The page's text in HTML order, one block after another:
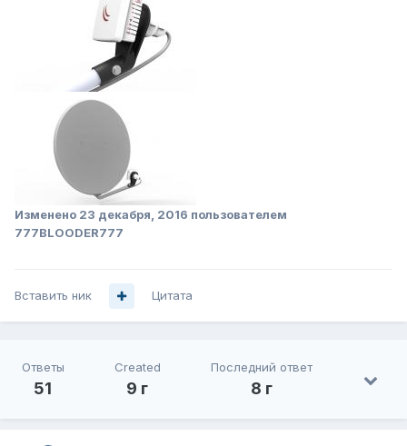
Изменено 23 декабря, 2016 пользователем
777BLOODER777
Вставить ник Цитата
Ответы
51
Created
9 г
Последний ответ
8 г